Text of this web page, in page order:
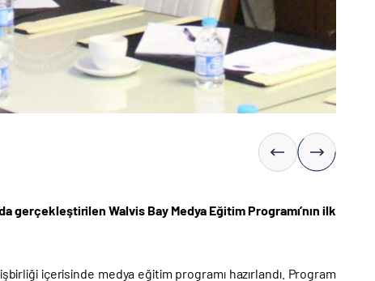
gerçekleştirilen Walvis Bay Medya Eğitim Programı’nın ilk
içerisinde medya eğitim programı hazırlandı. Program